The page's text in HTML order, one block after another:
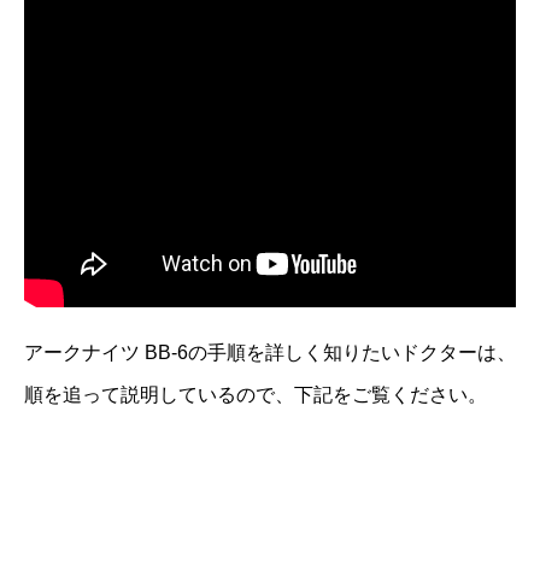
アークナイツ BB-6の手順を詳しく知りたいドクターは、
順を追って説明しているので、下記をご覧ください。